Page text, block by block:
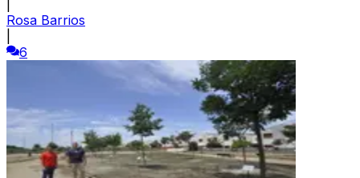
Rosa Barrios
6